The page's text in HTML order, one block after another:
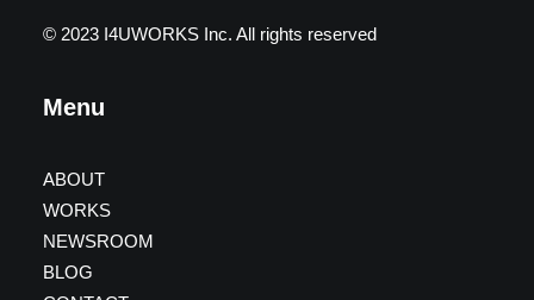
© 2023 I4UWORKS Inc. All rights reserved
Menu
ABOUT
WORKS
NEWSROOM
BLOG